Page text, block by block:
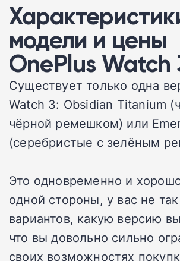
модели и цены
OnePlus Watch
Существует только одна
Watch 3: Obsidian Titanium
чёрной ремешком) или
(серебристые с зелёным
Это одновременно и
одной стороны, у вас не
вариантов, какую версию
что вы довольно сильно
своих возможностях